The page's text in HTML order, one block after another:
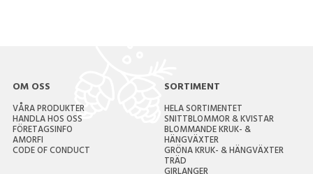
OM OSS
VÅRA PRODUKTER
HANDLA HOS OSS
FÖRETAGSINFO
AMORFI
CODE OF CONDUCT
SORTIMENT
HELA SORTIMENTET
SNITTBLOMMOR & KVISTAR
BLOMMANDE KRUK- &
HÄNGVÄXTER
GRÖNA KRUK- & HÄNGVÄXTER
TRÄD